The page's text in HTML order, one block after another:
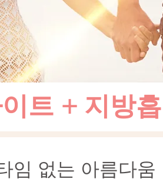
트 + 지방
임 없는 아름다움